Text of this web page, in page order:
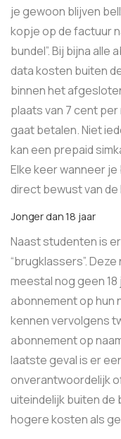
je gewoon blijven
kopje op de factuur
bundel”. Bij bijna alle
data kosten buiten
binnen het
plaats van 7 cent
gaat betalen. Niet
kan een prepaid
Elke keer wanneer
direct bewust van
Jonger dan 18 jaar
Naast studenten is
“brugklassers”.
meestal nog geen
abonnement op hun
kennen vervolgens
abonnement op
laatste geval is er
onverantwoordelijk
uiteindelijk buiten de
hogere kosten als